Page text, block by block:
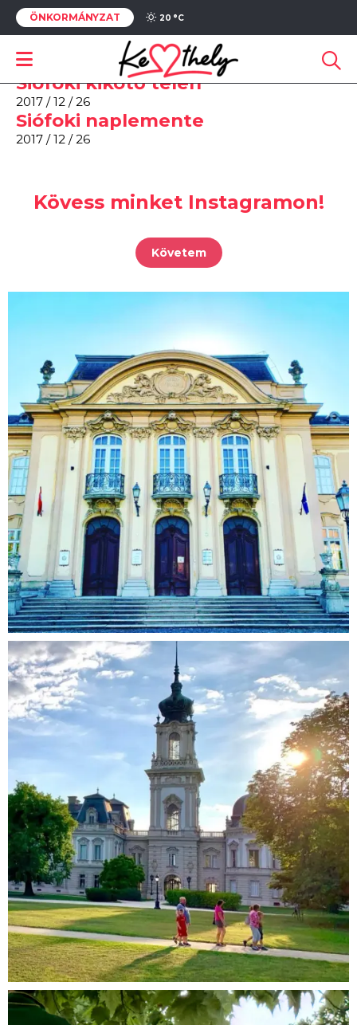
ÖNKORMÁNYZAT 20 °C
Naplemente Fonyódon, szemben
a Badacsony
2017 / 12 / 26
Siófoki kikötő télen
2017 / 12 / 26
Siófoki naplemente
2017 / 12 / 26
Kövess minket Instagramon!
Követem